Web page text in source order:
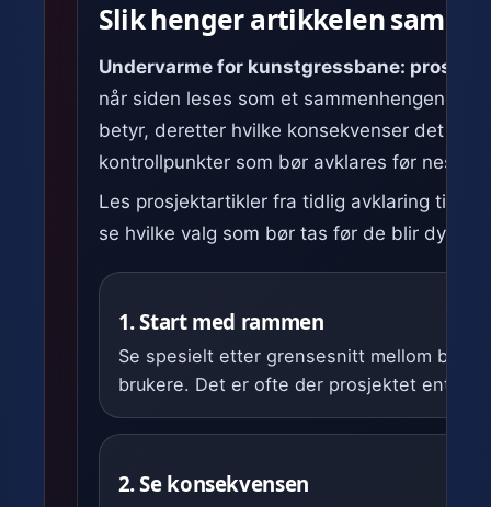
Slik henger artikkelen
Undervarme for kunstgressbane:
når siden leses som et sammenhengende
betyr, deretter hvilke konsekvenser det får
kontrollpunkter som bør avklares før neste
Les prosjektartikler fra tidlig avklaring til
se hvilke valg som bør tas før de blir dyre å
1. Start med rammen
Se spesielt etter grensesnitt mellom
brukere. Det er ofte der prosjektet enten
2. Se konsekvensen